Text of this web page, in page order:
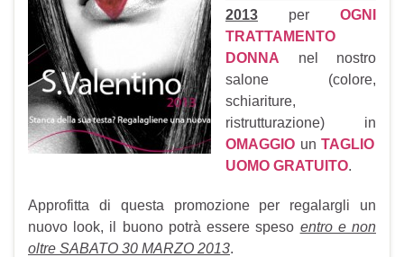
2013 per OGNI
TRATTAMENTO
DONNA nel nostro
salone (colore,
schiariture,
ristrutturazione) in
OMAGGIO un TAGLIO
UOMO GRATUITO.
Approfitta di questa promozione per regalargli un
nuovo look, il buono potrà essere speso entro e non
oltre SABATO 30 MARZO 2013.